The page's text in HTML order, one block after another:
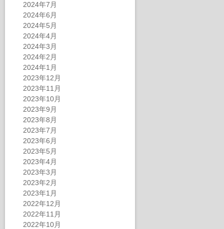
2024年7月
2024年6月
2024年5月
2024年4月
2024年3月
2024年2月
2024年1月
2023年12月
2023年11月
2023年10月
2023年9月
2023年8月
2023年7月
2023年6月
2023年5月
2023年4月
2023年3月
2023年2月
2023年1月
2022年12月
2022年11月
2022年10月